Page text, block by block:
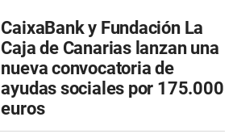
CaixaBank y Fundación La
Caja de Canarias lanzan una
nueva convocatoria de
ayudas sociales por 175.000
euros